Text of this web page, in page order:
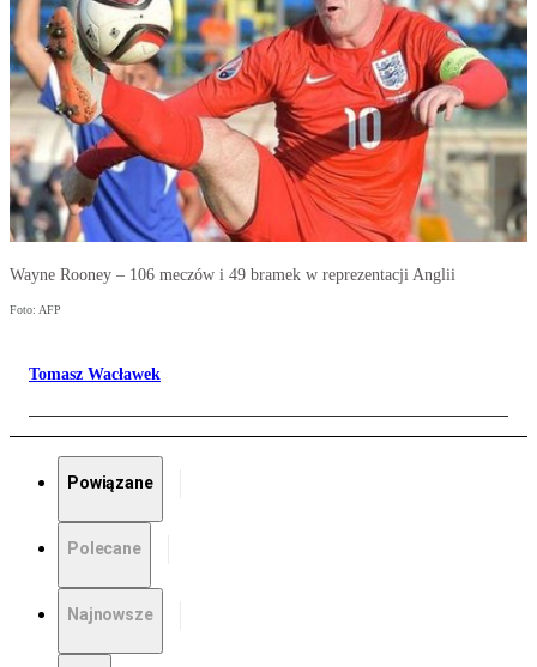
Wayne Rooney – 106 meczów i 49 bramek w reprezentacji Anglii
Foto: AFP
Tomasz Wacławek
Powiązane
Polecane
Najnowsze